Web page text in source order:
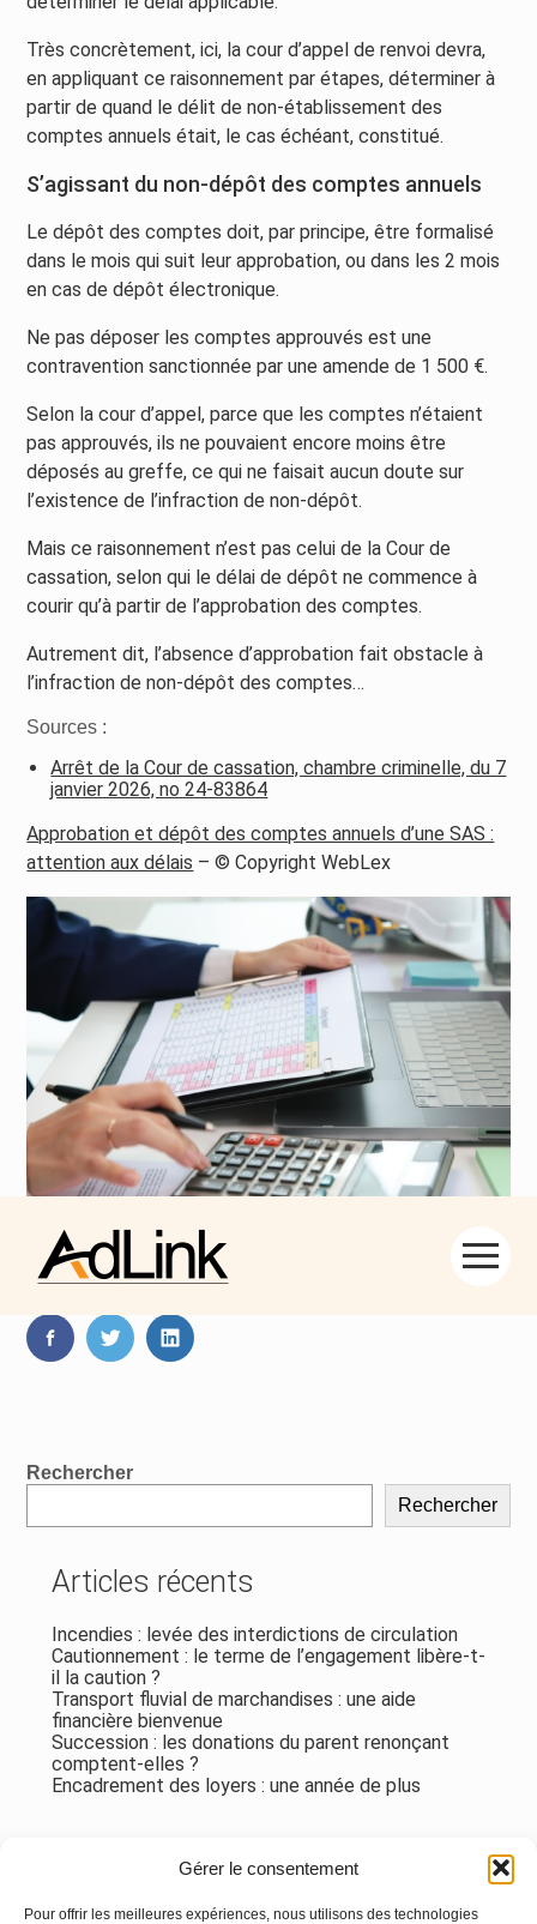
Gérer le consentement
Pour offrir les meilleures expériences, nous utilisons des technologies
Aller
au
Très concrètement, ici, la cour d’appel de renvoi devra,
en appliquant ce raisonnement par étapes, déterminer à
partir de quand le délit de non-établissement des
comptes annuels était, le cas échéant, constitué.
S’agissant du non-dépôt des comptes annuels
Le dépôt des comptes doit, par principe, être formalisé
dans le mois qui suit leur approbation, ou dans les 2 mois
en cas de dépôt électronique.
Ne pas déposer les comptes approuvés est une
contravention sanctionnée par une amende de 1 500 €.
Selon la cour d’appel, parce que les comptes n’étaient
pas approuvés, ils ne pouvaient encore moins être
déposés au greffe, ce qui ne faisait aucun doute sur
l’existence de l’infraction de non-dépôt.
Mais ce raisonnement n’est pas celui de la Cour de
cassation, selon qui le délai de dépôt ne commence à
courir qu’à partir de l’approbation des comptes.
Autrement dit, l’absence d’approbation fait obstacle à
l’infraction de non-dépôt des comptes…
Sources :
Arrêt de la Cour de cassation, chambre criminelle, du 7
janvier 2026, no 24-83864
Approbation et dépôt des comptes annuels d’une SAS :
attention aux délais – © Copyright WebLex
Partager :
FaceBookTwitterLinkedIn
Blog
Rechercher
Rechercher
Articles récents
Incendies : levée des interdictions de circulation
Cautionnement : le terme de l’engagement libère-t-
il la caution ?
Transport fluvial de marchandises : une aide
financière bienvenue
Succession : les donations du parent renonçant
comptent-elles ?
Encadrement des loyers : une année de plus
Aucun commentaire à afficher.